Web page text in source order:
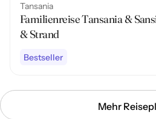
Tansania
Familienreise Tansania &
& Strand
Bestseller
Mehr